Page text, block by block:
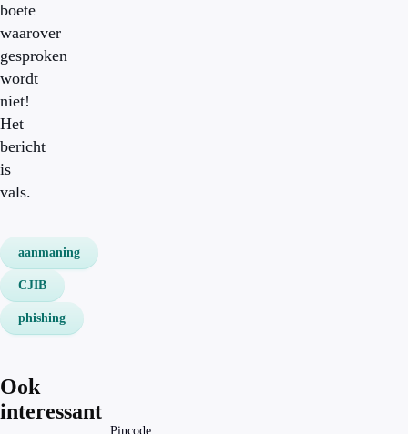
boete
waarover
gesproken
wordt
niet!
Het
bericht
is
vals.
aanmaning
CJIB
phishing
Ook
interessant
Pincode